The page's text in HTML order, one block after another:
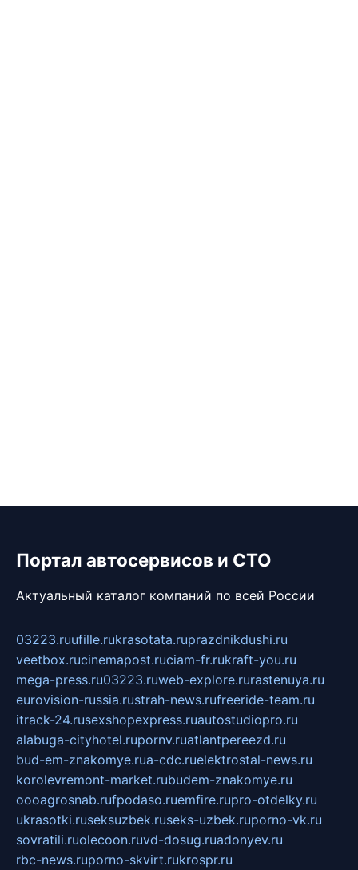
Портал автосервисов и СТО
Актуальный каталог компаний по всей России
03223.ruufille.rukrasotata.ruprazdnikdushi.ru
veetbox.rucinemapost.ruciam-fr.rukraft-you.ru
mega-press.ru03223.ruweb-explore.rurastenuya.ru
eurovision-russia.rustrah-news.rufreeride-team.ru
itrack-24.rusexshopexpress.ruautostudiopro.ru
alabuga-cityhotel.rupornv.ruatlantpereezd.ru
bud-em-znakomye.rua-cdc.ruelektrostal-news.ru
korolevremont-market.rubudem-znakomye.ru
oooagrosnab.rufpodaso.ruemfire.rupro-otdelky.ru
ukrasotki.ruseksuzbek.ruseks-uzbek.ruporno-vk.ru
sovratili.ruolecoon.ruvd-dosug.ruadonyev.ru
rbc-news.ruporno-skvirt.rukrospr.ru